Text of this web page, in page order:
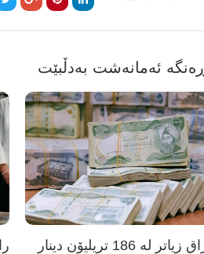
ڕەنگە ئەمانەشت بەدڵبێت
عێراق زیاتر لە 186 تریلیۆن دینار